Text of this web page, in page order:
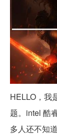
HELLO，我
题。intel 酷
多人还不知